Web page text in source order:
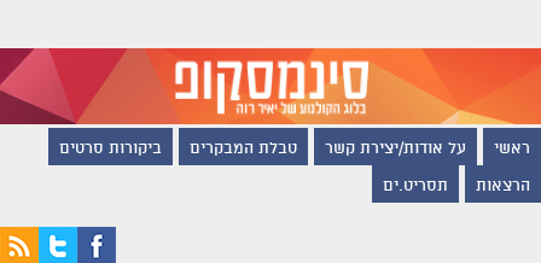
ראשי על אודות/יצירת קשר טבלת המבקרים ביקורות סרטים
הרצאות תסריט.ים